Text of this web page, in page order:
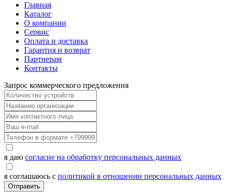
Главная
Каталог
О компании
Сервис
Оплата и доставка
Гарантия и возврат
Партнерам
Контакты
Запрос коммерческого предложения
я даю согласие на обработку персональных данных
я соглашаюсь с политикой в отношении персональных данных
Отправить